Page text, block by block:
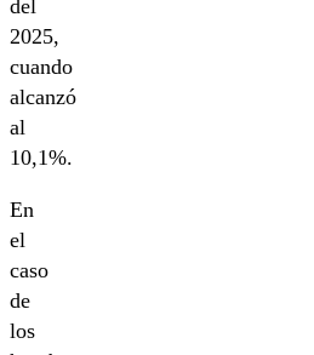
del
2025,
cuando
alcanzó
al
10,1%.
En
el
caso
de
los